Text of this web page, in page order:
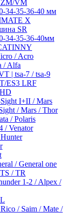
ZM/VM
34-35-36-40 мм
X
SR
34-35-36-40мм
/ Acro
/ Alfa
| tsa-7 / tsa-9
ES3 LRF
I+II / Mars
/ Mars / Thor
/ Polaris
/ Venator
/ General one
/ TR
1-2 / Alpex /
/ Saim / Mate /